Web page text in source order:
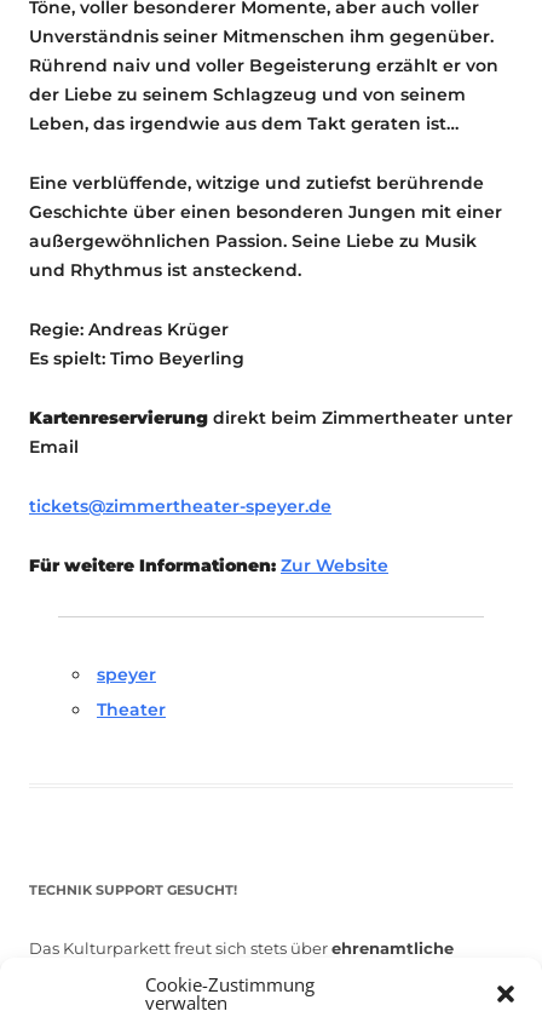
Cookie-Zustimmung
verwalten
Töne, voller besonderer Momente, aber auch voller
Unverständnis seiner Mitmenschen ihm gegenüber.
Rührend naiv und voller Begeisterung erzählt er von
der Liebe zu seinem Schlagzeug und von seinem
Leben, das irgendwie aus dem Takt geraten ist…
Eine verblüffende, witzige und zutiefst berührende
Geschichte über einen besonderen Jungen mit einer
außergewöhnlichen Passion. Seine Liebe zu Musik
und Rhythmus ist ansteckend.
Regie: Andreas Krüger
Es spielt: Timo Beyerling
Kartenreservierung direkt beim Zimmertheater unter
Email
tickets@zimmertheater-speyer.de
Für weitere Informationen: Zur Website
speyer
Theater
TECHNIK SUPPORT GESUCHT!
Das Kulturparkett freut sich stets überehrenamtliche
Mithilfe im Bereich Technik
melden Sie sich unterinfo@kulturparkett-rhein-neckar.de